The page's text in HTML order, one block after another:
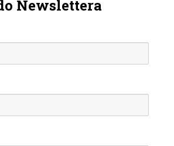
Newslettera